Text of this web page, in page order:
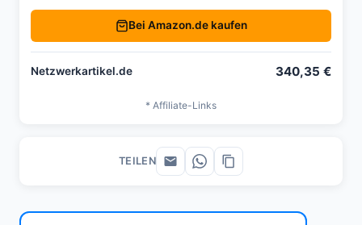
Bei Amazon.de kaufen
Netzwerkartikel.de 340,35 €
* Affiliate-Links
TEILEN